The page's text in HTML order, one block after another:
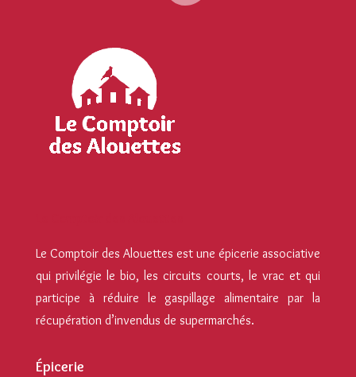
Le Comptoir des Alouettes est une épicerie associative
qui privilégie le bio, les circuits courts, le vrac et qui
participe à réduire le gaspillage alimentaire par la
récupération d’invendus de supermarchés.
Épicerie